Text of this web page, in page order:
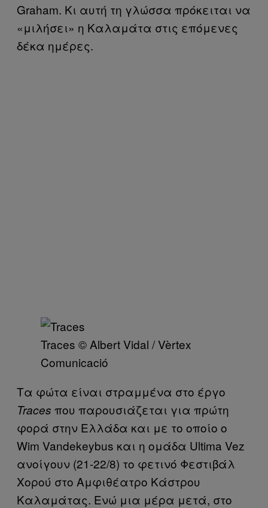
Graham. Κι αυτή τη γλώσσα πρόκειται να
«μιλήσει» η Καλαμάτα στις επόμενες
δέκα ημέρες.
Traces © Albert Vidal / Vèrtex
Comunicació​
Τα φώτα είναι στραμμένα στο έργο
Traces που παρουσιάζεται για πρώτη
φορά στην Ελλάδα και με το οποίο ο
Wim Vandekeybus και η ομάδα Ultima Vez
ανοίγουν (21-22/8) το φετινό Φεστιβάλ
Χορού στο Αμφιθέατρο Κάστρου
Καλαμάτας. Ενώ μια μέρα μετά, στο